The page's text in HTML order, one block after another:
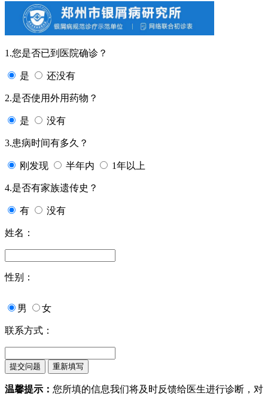
1.您是否已到医院确诊？
是 还没有
2.是否使用外用药物？
是 没有
3.患病时间有多久？
刚发现 半年内 1年以上
4.是否有家族遗传史？
有 没有
姓名：
性别：
男 女
联系方式：
温馨提示： 您所填的信息我们将及时反馈给医生进行诊断，对